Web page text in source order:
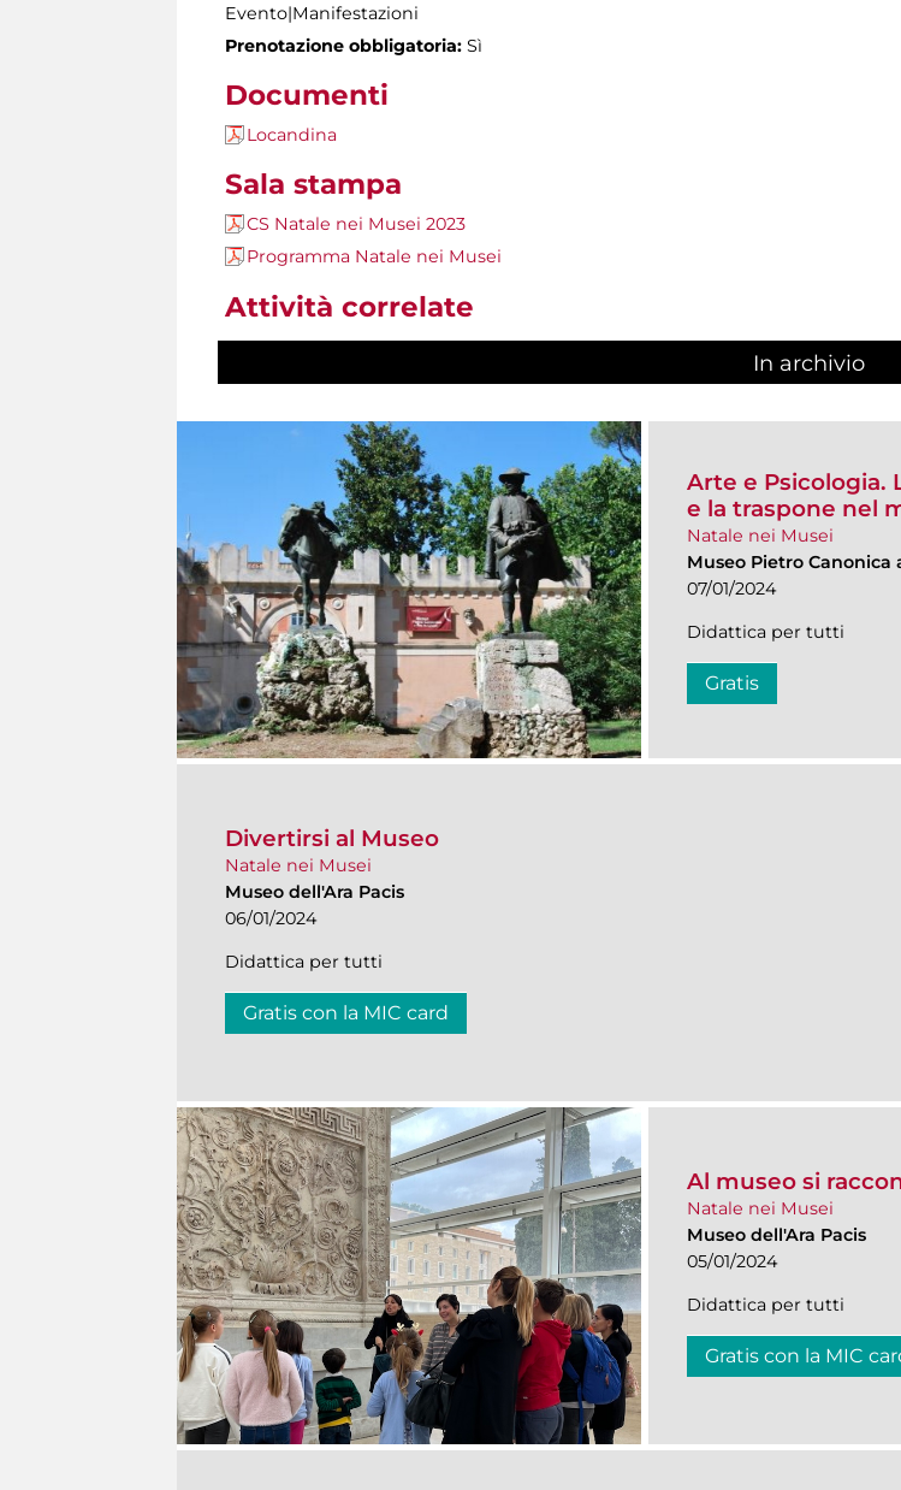
Evento|Manifestazioni
Prenotazione obbligatoria: Sì
Documenti
Locandina
Sala stampa
CS Natale nei Musei 2023
Programma Natale nei Musei
Attività correlate
In archivio
Arte e Psicologia.
e la traspone nel
Natale nei Musei
Museo Pietro Canonica
07/01/2024
Didattica per tutti
Gratis
Divertirsi al Museo
Natale nei Musei
Museo dell'Ara Pacis
06/01/2024
Didattica per tutti
Gratis con la MIC card
Al museo si
Natale nei Musei
Museo dell'Ara Pacis
05/01/2024
Didattica per tutti
Gratis con la MIC